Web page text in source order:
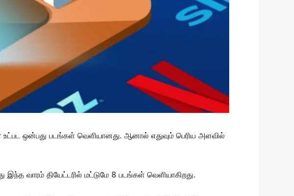
உட்பட ஒன்பது படங்கள் வெளியானது. ஆனால் எதுவும் பெரிய அளவில்
இந்த வாரம் தியேட்டரில் மட்டுமே 8 படங்கள் வெளியாகிறது.